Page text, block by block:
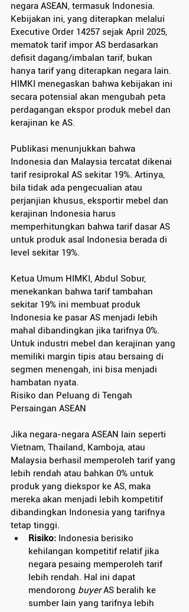
negara ASEAN, termasuk Indonesia.
Kebijakan ini, yang diterapkan melalui
Executive Order 14257 sejak April 2025,
mematok tarif impor AS berdasarkan
defisit dagang/imbalan tarif, bukan
hanya tarif yang diterapkan negara lain.
HIMKI menegaskan bahwa kebijakan ini
secara potensial akan mengubah peta
perdagangan ekspor produk mebel dan
kerajinan ke AS.
Publikasi menunjukkan bahwa
Indonesia dan Malaysia tercatat dikenai
tarif resiprokal AS sekitar 19%. Artinya,
bila tidak ada pengecualian atau
perjanjian khusus, eksportir mebel dan
kerajinan Indonesia harus
memperhitungkan bahwa tarif dasar AS
untuk produk asal Indonesia berada di
level sekitar 19%.
Ketua Umum HIMKI, Abdul Sobur,
menekankan bahwa tarif tambahan
sekitar 19% ini membuat produk
Indonesia ke pasar AS menjadi lebih
mahal dibandingkan jika tarifnya 0%.
Untuk industri mebel dan kerajinan yang
memiliki margin tipis atau bersaing di
segmen menengah, ini bisa menjadi
hambatan nyata.
Risiko dan Peluang di Tengah
Persaingan ASEAN
Jika negara-negara ASEAN lain seperti
Vietnam, Thailand, Kamboja, atau
Malaysia berhasil memperoleh tarif yang
lebih rendah atau bahkan 0% untuk
produk yang diekspor ke AS, maka
mereka akan menjadi lebih kompetitif
dibandingkan Indonesia yang tarifnya
tetap tinggi.
Risiko: Indonesia berisiko
kehilangan kompetitif relatif jika
negara pesaing memperoleh tarif
lebih rendah. Hal ini dapat
mendorong buyer AS beralih ke
sumber lain yang tarifnya lebih